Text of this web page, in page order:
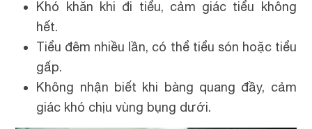
Khó khăn khi đi tiểu, cảm giác tiểu không
hết.
Tiểu đêm nhiều lần, có thể tiểu són hoặc tiểu
gấp.
Không nhận biết khi bàng quang đầy, cảm
giác khó chịu vùng bụng dưới.